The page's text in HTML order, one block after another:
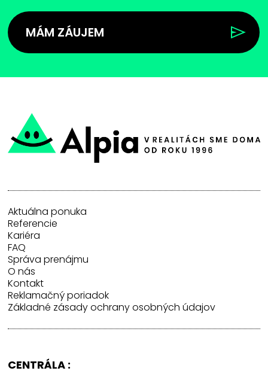
MÁM ZÁUJEM
Aktuálna ponuka
Referencie
Kariéra
FAQ
Správa prenájmu
O nás
Kontakt
Reklamačný poriadok
Základné zásady ochrany osobných údajov
CENTRÁLA :